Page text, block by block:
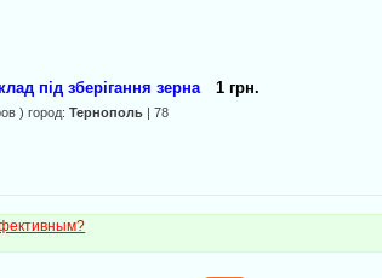
під зберігання зерна 1 грн.
) город:Тернополь | 78